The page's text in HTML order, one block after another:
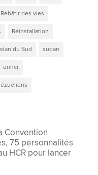
Rebâtir des vies
Réinstallation
du Sud sudan
unhcr
Convention
75 personnalités
HCR pour lancer